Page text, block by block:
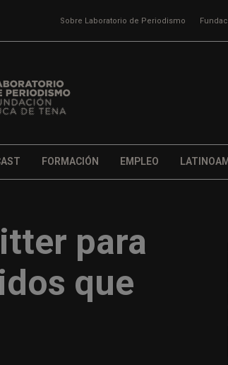
Sobre Laboratorio de Periodismo
FORMACIÓN EMPLEO
para
que